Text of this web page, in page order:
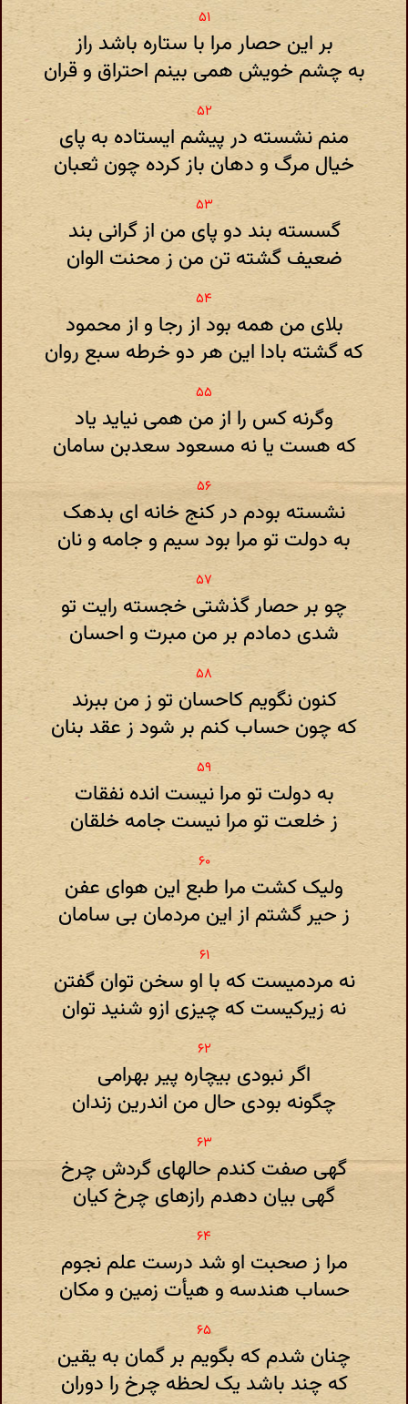
بر این حصار مرا با ستاره باشد راز
به چشم خویش همی بینم احتراق و قران
منم نشسته در پیشم ایستاده به پای
خیال مرگ و دهان باز کرده چون ثعبان
گسسته بند دو پای من از گرانی بند
ضعیف گشته تن من ز محنت الوان
بلای من همه بود از رجا و از محمود
که گشته بادا این هر دو خرطه سبع روان
وگرنه کس را از من همی نیاید یاد
که هست یا نه مسعود سعدبن سامان
نشسته بودم در کنج خانه ای بدهک
به دولت تو مرا بود سیم و جامه و نان
چو بر حصار گذشتی خجسته رایت تو
شدی دمادم بر من مبرت و احسان
کنون نگویم کاحسان تو ز من ببرند
که چون حساب کنم بر شود ز عقد بنان
به دولت تو مرا نیست انده نفقات
ز خلعت تو مرا نیست جامه خلقان
ولیک کشت مرا طبع این هوای عفن
ز حیر گشتم از این مردمان بی سامان
نه مردمیست که با او سخن توان گفتن
نه زیرکیست که چیزی ازو شنید توان
اگر نبودی بیچاره پیر بهرامی
چگونه بودی حال من اندرین زندان
گهی صفت کندم حالهای گردش چرخ
گهی بیان دهدم رازهای چرخ کیان
مرا ز صحبت او شد درست علم نجوم
حساب هندسه و هیأت زمین و مکان
چنان شدم که بگویم بر گمان به یقین
که چند باشد یک لحظه چرخ را دوران